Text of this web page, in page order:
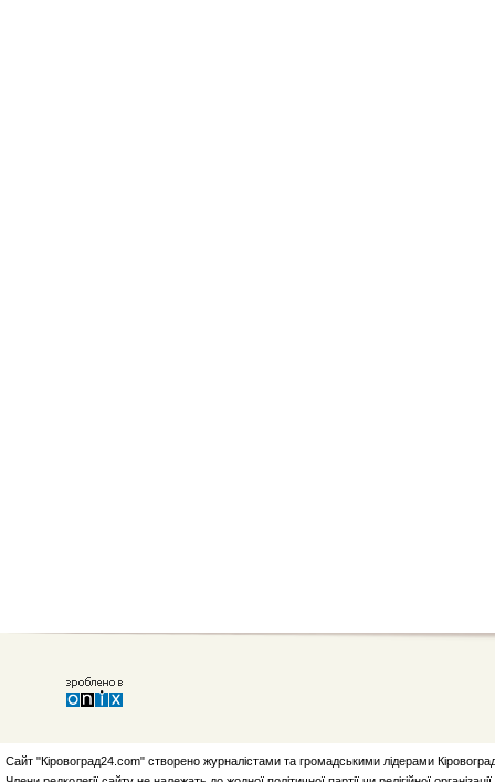
Сайт "Кіровоград24.com" створено журналістами та громадськими лідерами